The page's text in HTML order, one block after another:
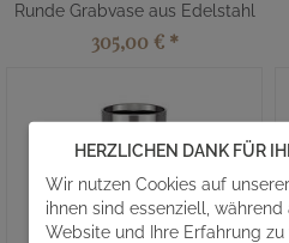
Runde Grabvase aus Edelstahl
305,00 € *
HERZLICHEN DANK FÜR
Wir nutzen Cookies auf
ihnen sind essenziell,
Website und Ihre Erfahrung zu